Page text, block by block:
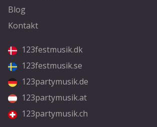
Blog
Kontakt
123festmusik.dk
123festmusik.se
123partymusik.de
123partymusik.at
123partymusik.ch